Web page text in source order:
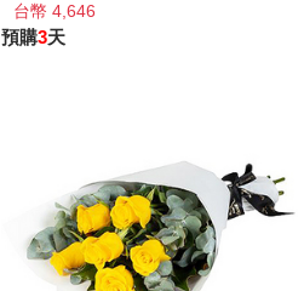
台幣 4,646
預購3天